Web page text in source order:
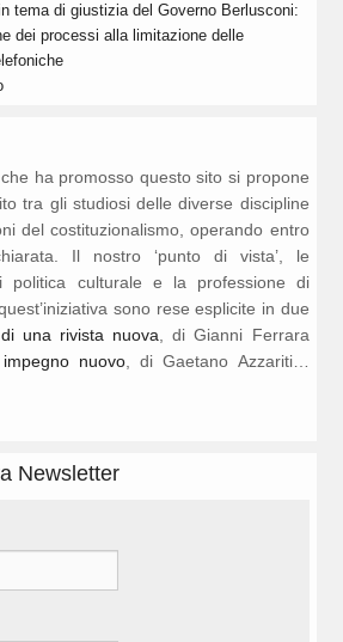
tema di giustizia del Governo Berlusconi:
dei processi alla limitazione delle
ha promosso questo sito si propone
tra gli studiosi delle diverse discipline
del costituzionalismo, operando entro
Il nostro ‘punto di vista’, le
politica culturale e la professione di
sono rese esplicite in due
una rivista nuova , di Gianni Ferrara
nuovo, di Gaetano Azzariti…
Newsletter